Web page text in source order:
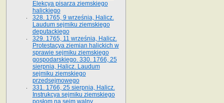
Elekcya pisarza ziemskiego
halickiego
328. 1765, 9 września, Halicz.
Laudum sejmiku ziemskiego
deputackiego
329. 1765, 11 września, Halicz.
Protestacya ziemian halickich w
sprawie sejmiku ziemskiego
gospodarskiego. 330. 1766, 25
sierpnia, Halicz. Laudum
sejmiku ziemskiego
przedsejmowego
331. 1766, 25 sierpnia, Halicz.
Instrukcya sejmiku ziemskiego
posłom na sejm walny